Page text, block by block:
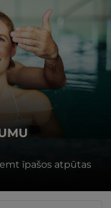
īpašos atpūtas